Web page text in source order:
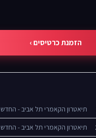
הזמנת כרטיסים ›
תיאטרון הקאמרי תל אביב - החדש 3, תל אביב-יפו
תיאטרון הקאמרי תל אביב - החדש 3, תל אביב-יפו